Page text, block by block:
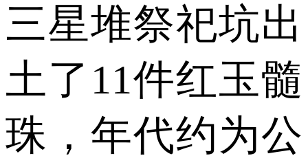
三星堆祭祀坑出
土了11件红玉髓
珠，年代约为公